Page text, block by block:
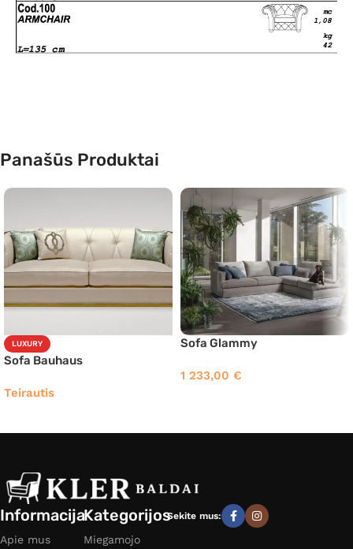
Panašūs Produktai
LUXURY
Sofa Bauhaus
Teirautis
Sofa Glammy
1 233,00 €
Informacija
Apie mus
Kategorijos
Miegamojo
Sekite mus: